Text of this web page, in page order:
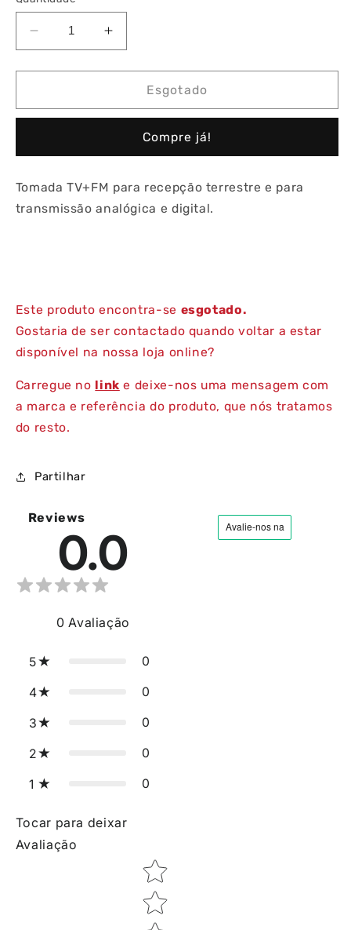
Diminuir
a
quantidade
Tomada
Passagem
Aumentar
a
quantidade
Tomada
Passagem
Esgotado
Compre já!
Tomada TV+FM para recepção terrestre e para
transmissão analógica e digital.
Este produto encontra-se esgotado.
Gostaria de ser contactado quando voltar a estar
disponível na nossa loja online?
Carregue no link e deixe-nos uma mensagem com
a marca e referência do produto, que nós tratamos
do resto.
Partilhar
Reviews
0.0
0 Avaliação
5 0
4 0
3 0
2 0
1 0
Tocar para deixar
Avaliação
Star rating